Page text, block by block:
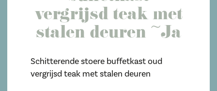
vergrijsd teak met
stalen deuren ~Ja
Schitterende stoere buffetkast oud
vergrijsd teak met stalen deuren